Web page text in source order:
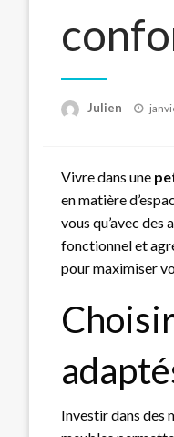
Julien
Vivre dans une
en matière
vous qu’avec
fonctionnel et
pour maximiser
Investir dans des